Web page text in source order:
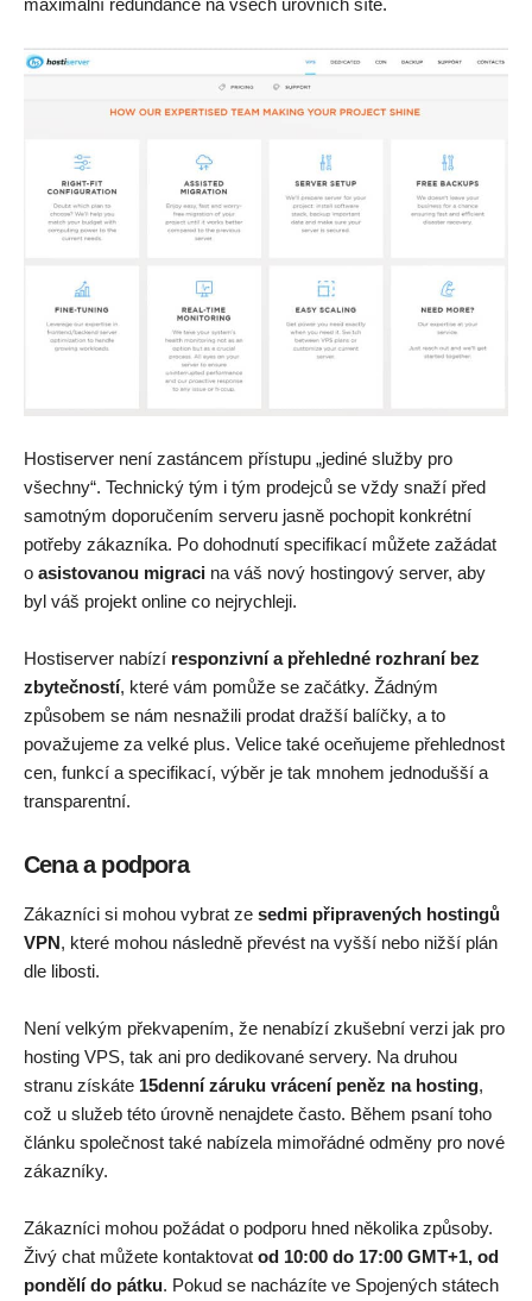
maximální redundance na všech úrovních sítě.
Hostiserver není zastáncem přístupu „jediné služby pro
všechny“. Technický tým i tým prodejců se vždy snaží před
samotným doporučením serveru jasně pochopit konkrétní
potřeby zákazníka. Po dohodnutí specifikací můžete zažádat
o asistovanou migraci na váš nový hostingový server, aby
byl váš projekt online co nejrychleji.
Hostiserver nabízí responzivní a přehledné rozhraní bez
zbytečností, které vám pomůže se začátky. Žádným
způsobem se nám nesnažili prodat dražší balíčky, a to
považujeme za velké plus. Velice také oceňujeme přehlednost
cen, funkcí a specifikací, výběr je tak mnohem jednodušší a
transparentní.
Cena a podpora
Zákazníci si mohou vybrat ze sedmi připravených hostingů
VPN, které mohou následně převést na vyšší nebo nižší plán
dle libosti.
Není velkým překvapením, že nenabízí zkušební verzi jak pro
hosting VPS, tak ani pro dedikované servery. Na druhou
stranu získáte 15denní záruku vrácení peněz na hosting,
což u služeb této úrovně nenajdete často. Během psaní toho
článku společnost také nabízela mimořádné odměny pro nové
zákazníky.
Zákazníci mohou požádat o podporu hned několika způsoby.
Živý chat můžete kontaktovat od 10:00 do 17:00 GMT+1, od
pondělí do pátku. Pokud se nacházíte ve Spojených státech